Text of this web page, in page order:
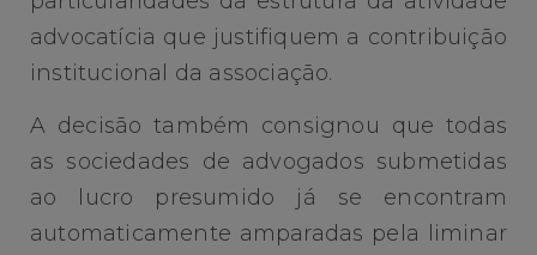
advocatícia que justifiquem a contribuição
institucional da associação.
A decisão também consignou que todas
as sociedades de advogados submetidas
ao lucro presumido já se encontram
automaticamente amparadas pela liminar